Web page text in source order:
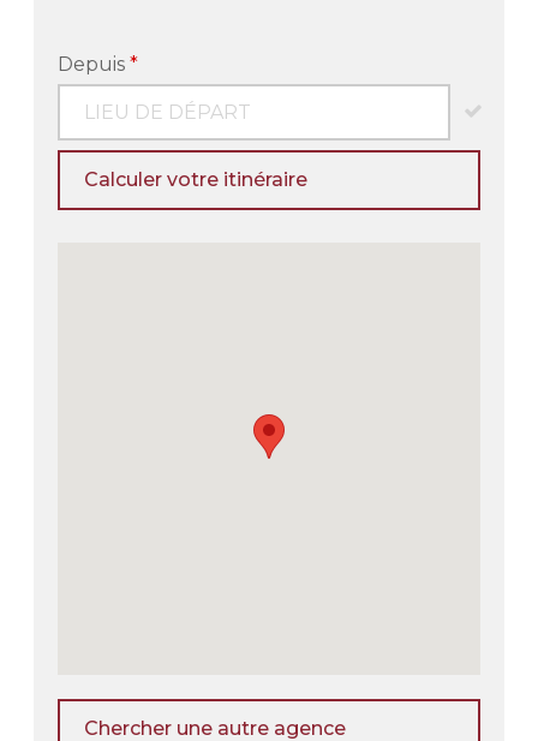
Depuis*
Calculer votre itinéraire
Chercher une autre agence